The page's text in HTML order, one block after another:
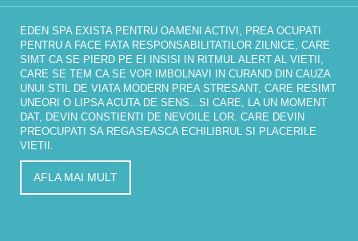
EDEN SPA EXISTA PENTRU OAMENI ACTIVI, PREA OCUPATI
PENTRU A FACE FATA RESPONSABILITATILOR ZILNICE, CARE
SIMT CA SE PIERD PE EI INSISI IN RITMUL ALERT AL VIETII,
CARE SE TEM CA SE VOR IMBOLNAVI IN CURAND DIN CAUZA
UNUI STIL DE VIATA MODERN PREA STRESANT, CARE RESIMT
UNEORI O LIPSA ACUTA DE SENS...SI CARE, LA UN MOMENT
DAT, DEVIN CONSTIENTI DE NEVOILE LOR. CARE DEVIN
PREOCUPATI SA REGASEASCA ECHILIBRUL SI PLACERILE
VIETII.
AFLA MAI MULT